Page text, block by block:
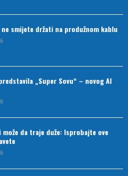
ne smijete držati na produžnom kablu
„Super Sovu“ – novog AI
može da traje duže: Isprobajte ove